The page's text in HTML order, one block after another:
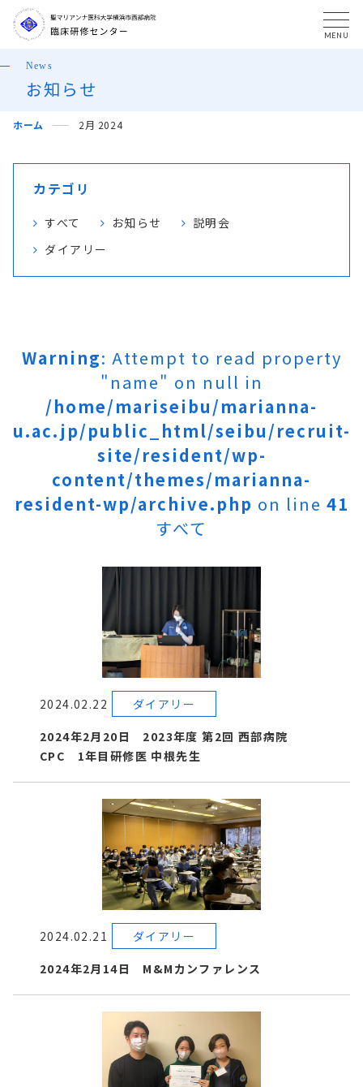
MENU
News
お知らせ
ホーム 2月 2024
カテゴリ
すべて お知らせ
説明会
ダイアリー
Warning: Attempt to read property
"name" on null in
/home/mariseibu/marianna-
u.ac.jp/public_html/seibu/recruit-
site/resident/wp-
content/themes/marianna-
resident-wp/archive.php on line 41
すべて
2024.02.22
ダイアリー
2024年2月20日 2023年度 第2回 西部病院
CPC 1年目研修医 中根先生
2024.02.21
ダイアリー
2024年2月14日 M&Mカンファレンス